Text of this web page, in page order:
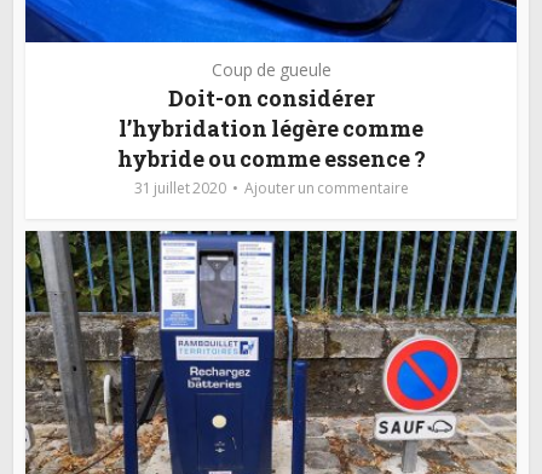
Coup de gueule
Doit-on considérer
l’hybridation légère comme
hybride ou comme essence ?
31 juillet 2020 Ajouter un commentaire